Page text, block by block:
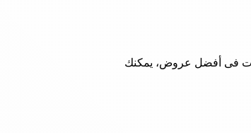
فى أفضل عروض، يمكنك